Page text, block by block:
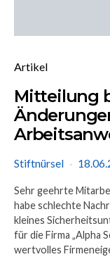
Artikel
Mitteilung
Stiftnürsel
Sehr geehrte
habe schlechte
kleines
für die Firma „Alpha
wertvolles